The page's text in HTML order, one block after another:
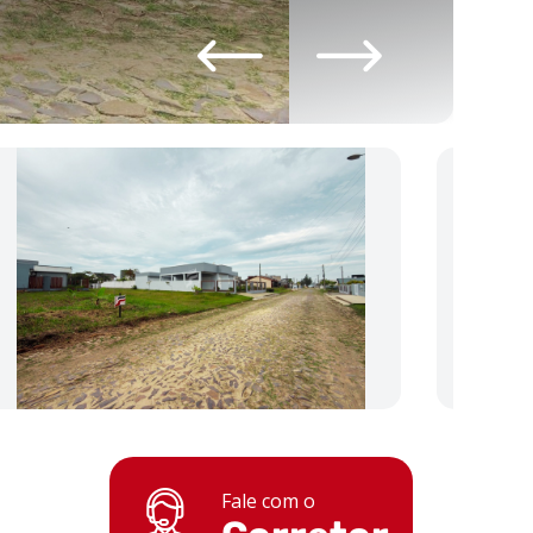
Fale com o